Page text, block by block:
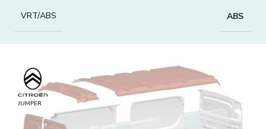
VRT/ABS ABS
JUMPER